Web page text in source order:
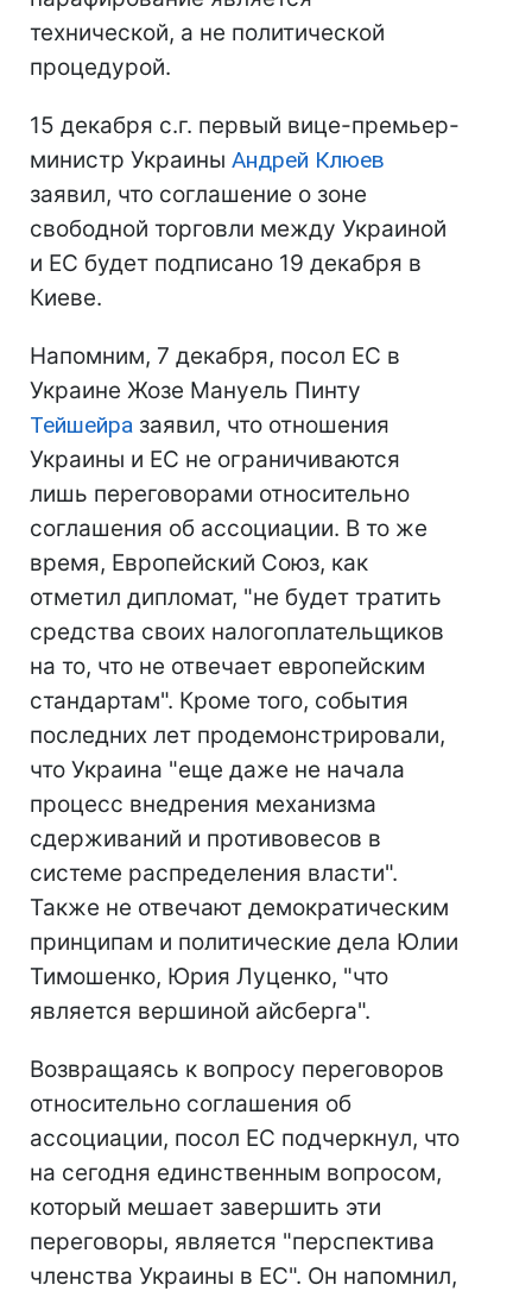
технической, а не политической
процедурой.
15 декабря с.г. первый вице-премьер-
министр Украины Андрей Клюев
заявил, что соглашение о зоне
свободной торговли между Украиной
и ЕС будет подписано 19 декабря в
Киеве.
Напомним, 7 декабря, посол ЕС в
Украине Жозе Мануель Пинту
Тейшейра заявил, что отношения
Украины и ЕС не ограничиваются
лишь переговорами относительно
соглашения об ассоциации. В то же
время, Европейский Союз, как
отметил дипломат, "не будет тратить
средства своих налогоплательщиков
на то, что не отвечает европейским
стандартам". Кроме того, события
последних лет продемонстрировали,
что Украина "еще даже не начала
процесс внедрения механизма
сдерживаний и противовесов в
системе распределения власти".
Также не отвечают демократическим
принципам и политические дела Юлии
Тимошенко, Юрия Луценко, "что
является вершиной айсберга".
Возвращаясь к вопросу переговоров
относительно соглашения об
ассоциации, посол ЕС подчеркнул, что
на сегодня единственным вопросом,
который мешает завершить эти
переговоры, является "перспектива
членства Украины в ЕС". Он напомнил,